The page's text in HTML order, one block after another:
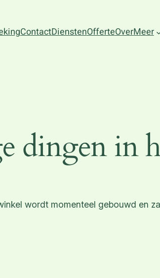
ContactDienstenOfferteOverMeer
dingen in
wordt momenteel gebouwd en